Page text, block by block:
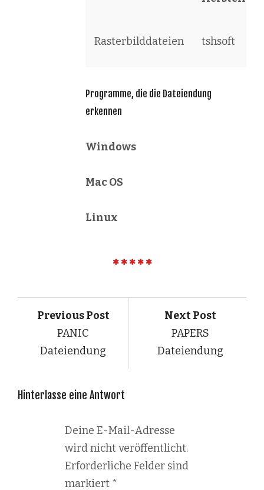
Rasterbilddateien tshsoft
Programme, die die Dateiendung
erkennen
Windows
Mac OS
Linux
Previous Post
PANIC
Dateiendung
Next Post
PAPERS
Dateiendung
Hinterlasse eine Antwort
Deine E-Mail-Adresse
wird nicht veröffentlicht.
Erforderliche Felder sind
markiert *